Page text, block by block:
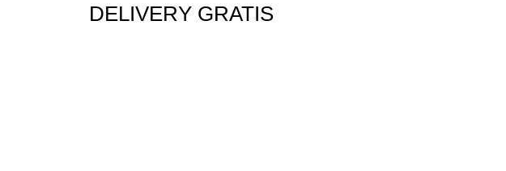
DELIVERY GRATIS